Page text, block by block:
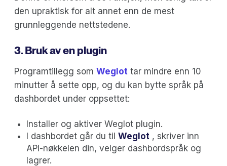
den upraktisk for alt annet enn de mest
grunnleggende nettstedene.
3. Bruk av en plugin
Programtillegg som Weglot tar mindre enn 10
minutter å sette opp, og du kan bytte språk på
dashbordet under oppsettet:
Installer og aktiver Weglot plugin.
I dashbordet går du til Weglot , skriver inn
API-nøkkelen din, velger dashbordspråk og
lagrer.